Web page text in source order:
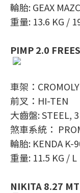
輪胎: GEAX
重量: 13.6 KG /
PIMP 2.0
車架：
前叉：HI-TEN
大齒盤: STEEL,
煞車系統：
輪胎: KENDA K-
重量: 11.5 KG / L
NIKITA 8.27